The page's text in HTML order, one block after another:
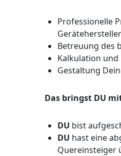
Professionelle
Betreuung des
Kalkulation
Gestaltung
Das bringst DU
DU bist
DU hast eine
Quereinsteiger